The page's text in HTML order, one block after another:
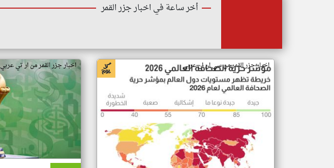
أخر ساعة في اخبار جزر القمر
اخبار جزر القمر من سي ان ان عربي اخبار جزر القمر من ار تي عربي